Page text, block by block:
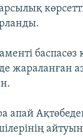
жараланған
апай